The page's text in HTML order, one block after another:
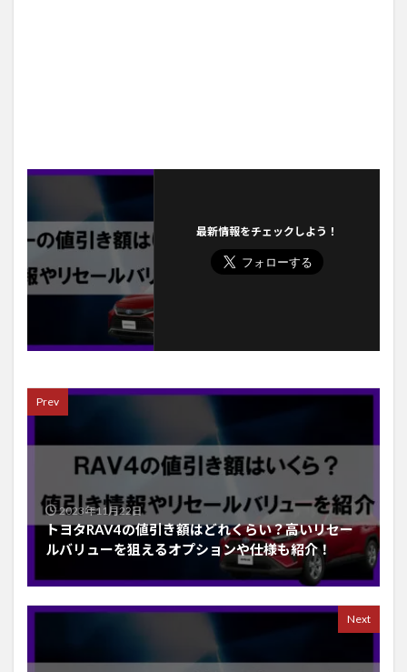
最新情報をチェックしよう！
Prev
2023年11月22日
トヨタRAV4の値引き額はどれくらい？高いリセー
ルバリューを狙えるオプションや仕様も紹介！
Next